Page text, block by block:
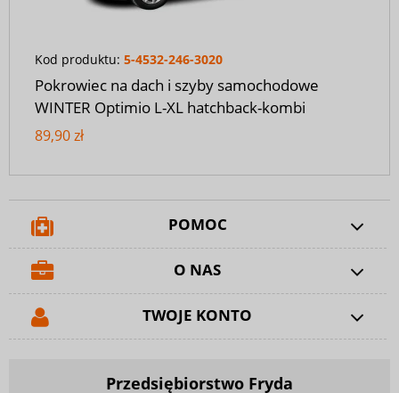
Kod produktu: 5-4532-246-3020
Pokrowiec na dach i szyby samochodowe
WINTER Optimio L-XL hatchback-kombi
89,90 zł
POMOC
O NAS
TWOJE KONTO
Przedsiębiorstwo Fryda